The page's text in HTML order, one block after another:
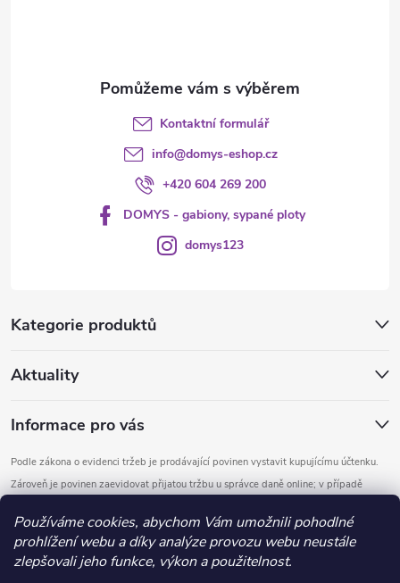
Používáme cookies, abychom Vám umožnili pohodlné
prohlížení webu a díky analýze provozu webu neustále
zlepšovali jeho funkce, výkon a použitelnost.
Kategorie produktů
Aktuality
Informace pro vás
Podle zákona o evidenci tržeb je prodávající povinen vystavit kupujícímu účtenku.
Zároveň je povinen zaevidovat přijatou tržbu u správce daně online; v případě
Kontaktní formulář
info@domys-eshop.cz
+420 604 269 200
DOMYS - gabiony, sypané ploty
domys123
Copyright 2026DOMYS. Všechna práva vyhrazena.